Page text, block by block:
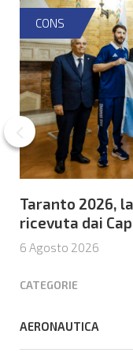
CONS
Taranto 2026,
ricevuta dai
Venerucci e
portabandiera
6 Agosto 2026
CATEGORIE
AERONAUTICA